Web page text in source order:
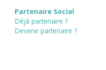
Partenaire Social
Déjà partenaire ?
Devenir partenaire ?